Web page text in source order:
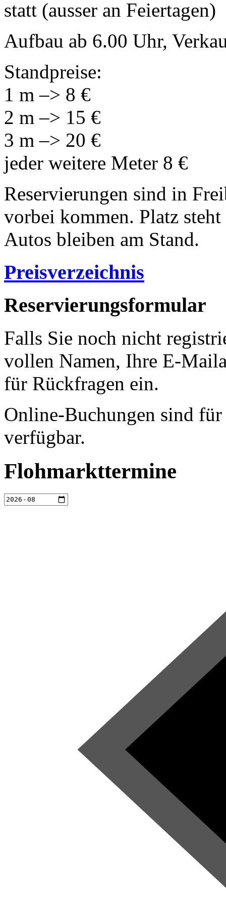
statt (ausser an Feiertagen)
Aufbau ab 6.00 Uhr,
Standpreise:
1 m –> 8 €
2 m –> 15 €
3 m –> 20 €
jeder weitere Meter 8 €
Reservierungen sind in
vorbei kommen. Platz
Autos bleiben am Stand.
Preisverzeichnis
Reservierungsformular
Falls Sie noch nicht
vollen Namen, Ihre E-
für Rückfragen ein.
Online-Buchungen sind
verfügbar.
Flohmarkttermine